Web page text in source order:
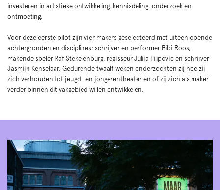
investeren in artistieke ontwikkeling, kennisdeling, onderzoek en
ontmoeting.
Voor deze eerste pilot zijn vier makers geselecteerd met uiteenlopende
achtergronden en disciplines: schrijver en performer Bibi Roos,
makende speler Raf Stekelenburg, regisseur Julija Filipovic en schrijver
Jasmijn Kenselaar. Gedurende twaalf weken onderzochten zij hoe zij
zich verhouden tot jeugd- en jongerentheater en of zij zich als maker
verder binnen dit vakgebied willen ontwikkelen.